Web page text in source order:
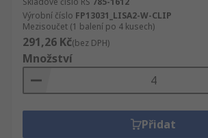
Výrobní číslo FP13031_LISA2-W-CLIP
Mezisoučet (1 balení po 4 kusech)
291,26 Kč(bez DPH)
Množství
Přidat